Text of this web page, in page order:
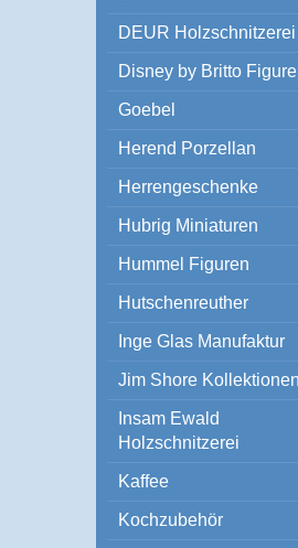
DEUR Holzschnitzerei
Disney by Britto
Goebel
Herend Porzellan
Herrengeschenke
Hubrig Miniaturen
Hummel Figuren
Hutschenreuther
Inge Glas Manufaktur
Jim Shore Kollektionen
Insam Ewald
Holzschnitzerei
Kaffee
Kochzubehör